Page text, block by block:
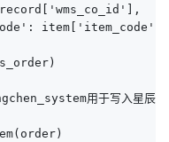
用于写入星辰系